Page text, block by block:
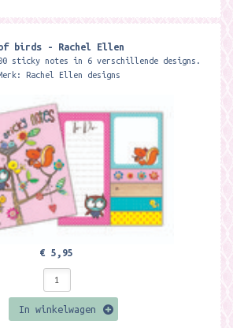
birds - Rachel Ellen
sticky notes in 6 verschillende designs.
Rachel Ellen designs
€ 5,95
In winkelwagen